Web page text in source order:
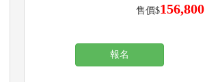
售價$156,800
報名